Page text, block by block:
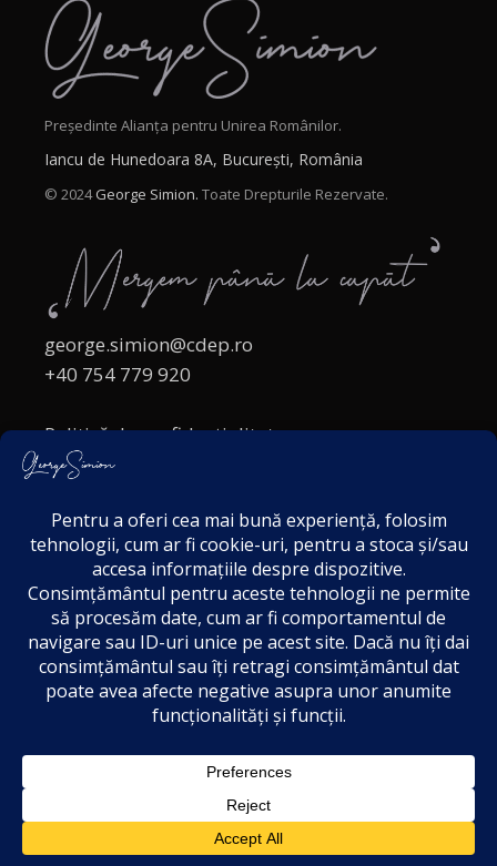
Președinte Alianța pentru Unirea Românilor.
Iancu de Hunedoara 8A, București, România
© 2024George Simion. Toate Drepturile Rezervate.
george.simion@cdep.ro
+40 754 779 920
Politică de confidențialitate
Politica cookies
Acordul de markting
Disclaimer